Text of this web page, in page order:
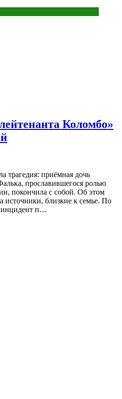
Коломбо»
трагедия: приёмная дочь
прославившегося ролью
покончила с собой. Об этом
источники, близкие к семье. По
инцидент п…